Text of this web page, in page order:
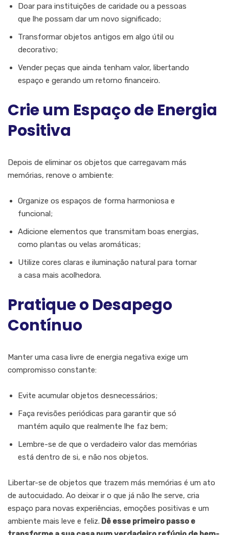
Doar para instituições de caridade ou a pessoas
que lhe possam dar um novo significado;
Transformar objetos antigos em algo útil ou
decorativo;
Vender peças que ainda tenham valor, libertando
espaço e gerando um retorno financeiro.
Crie um Espaço de Energia
Positiva
Depois de eliminar os objetos que carregavam más
memórias, renove o ambiente:
Organize os espaços de forma harmoniosa e
funcional;
Adicione elementos que transmitam boas energias,
como plantas ou velas aromáticas;
Utilize cores claras e iluminação natural para tornar
a casa mais acolhedora.
Pratique o Desapego
Contínuo
Manter uma casa livre de energia negativa exige um
compromisso constante:
Evite acumular objetos desnecessários;
Faça revisões periódicas para garantir que só
mantém aquilo que realmente lhe faz bem;
Lembre-se de que o verdadeiro valor das memórias
está dentro de si, e não nos objetos.
Libertar-se de objetos que trazem más memórias é um ato
de autocuidado. Ao deixar ir o que já não lhe serve, cria
espaço para novas experiências, emoções positivas e um
ambiente mais leve e feliz. Dê esse primeiro passo e